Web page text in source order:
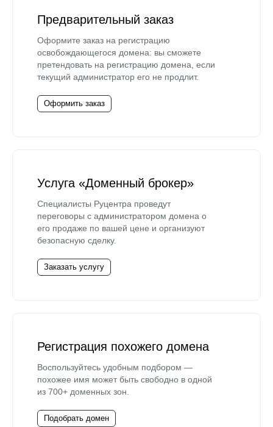
Предварительный заказ
Оформите заказ на регистрацию
освобождающегося домена: вы сможете
претендовать на регистрацию домена, если
текущий администратор его не продлит.
Оформить заказ
Услуга «Доменный брокер»
Специалисты Руцентра проведут
переговоры с администратором домена о
его продаже по вашей цене и организуют
безопасную сделку.
Заказать услугу
Регистрация похожего домена
Воспользуйтесь удобным подбором —
похожее имя может быть свободно в одной
из 700+ доменных зон.
Подобрать домен